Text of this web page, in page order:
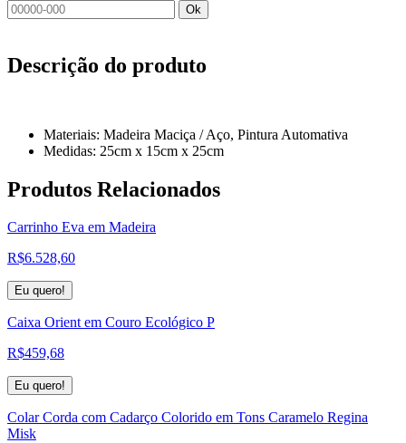
Ok
Descrição do produto
Materiais: Madeira Maciça / Aço, Pintura Automativa
Medidas: 25cm x 15cm x 25cm
Produtos Relacionados
Carrinho Eva em Madeira
R$6.528,60
Eu quero!
Caixa Orient em Couro Ecológico P
R$459,68
Eu quero!
Colar Corda com Cadarço Colorido em Tons Caramelo Regina
Misk